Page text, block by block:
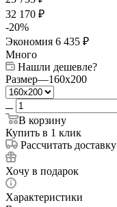
32 170 ₽
-20%
Экономия 6 435 ₽
Много
Нашли дешевле?
Размер—160x200
В корзину
Купить в 1 клик
Рассчитать доставку
Хочу в подарок
Характеристики